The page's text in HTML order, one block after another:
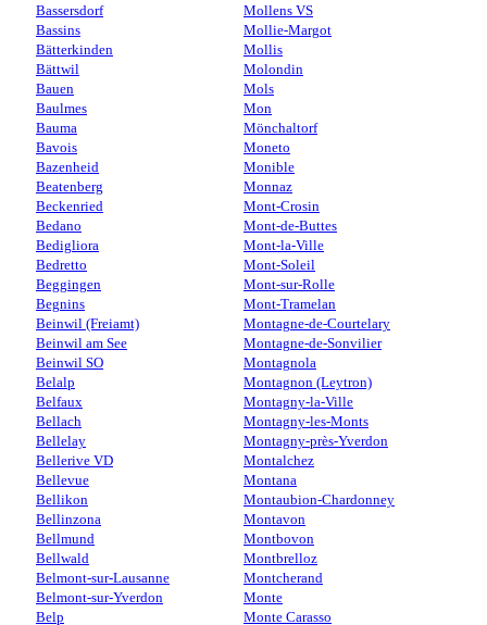
Bassersdorf
Bassins
Bätterkinden
Bättwil
Bauen
Baulmes
Bauma
Bavois
Bazenheid
Beatenberg
Beckenried
Bedano
Bedigliora
Bedretto
Beggingen
Begnins
Beinwil (Freiamt)
Beinwil am See
Beinwil SO
Belalp
Belfaux
Bellach
Bellelay
Bellerive VD
Bellevue
Bellikon
Bellinzona
Bellmund
Bellwald
Belmont-sur-Lausanne
Belmont-sur-Yverdon
Belp
Mollens VS
Mollie-Margot
Mollis
Molondin
Mols
Mon
Mönchaltorf
Moneto
Monible
Monnaz
Mont-Crosin
Mont-de-Buttes
Mont-la-Ville
Mont-Soleil
Mont-sur-Rolle
Mont-Tramelan
Montagne-de-Courtelary
Montagne-de-Sonvilier
Montagnola
Montagnon (Leytron)
Montagny-la-Ville
Montagny-les-Monts
Montagny-près-Yverdon
Montalchez
Montana
Montaubion-Chardonney
Montavon
Montbovon
Montbrelloz
Montcherand
Monte
Monte Carasso